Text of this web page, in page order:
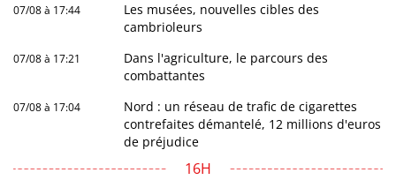
07/08 à 17:44
Les musées, nouvelles cibles des
cambrioleurs
07/08 à 17:21
Dans l'agriculture, le parcours des
combattantes
07/08 à 17:04
Nord : un réseau de trafic de cigarettes
contrefaites démantelé, 12 millions d'euros
de préjudice
16H